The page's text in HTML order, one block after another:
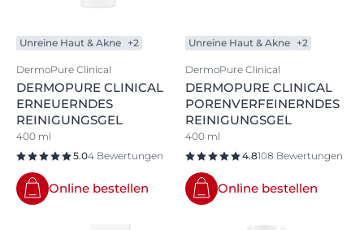
Unreine Haut & Akne +2
DermoPure Clinical
DERMOPURE CLINICAL
ERNEUERNDES
REINIGUNGSGEL
400 ml
5.04 Bewertungen
Online bestellen
Unreine Haut & Akne +2
DermoPure Clinical
DERMOPURE CLINICAL
PORENVERFEINERNDES
REINIGUNGSGEL
400 ml
4.8108 Bewertungen
Online bestellen